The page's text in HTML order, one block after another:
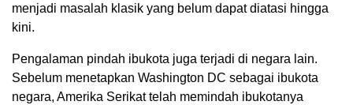
menjadi masalah klasik yang belum dapat diatasi hingga
kini.
Pengalaman pindah ibukota juga terjadi di negara lain.
Sebelum menetapkan Washington DC sebagai ibukota
negara, Amerika Serikat telah memindah ibukotanya